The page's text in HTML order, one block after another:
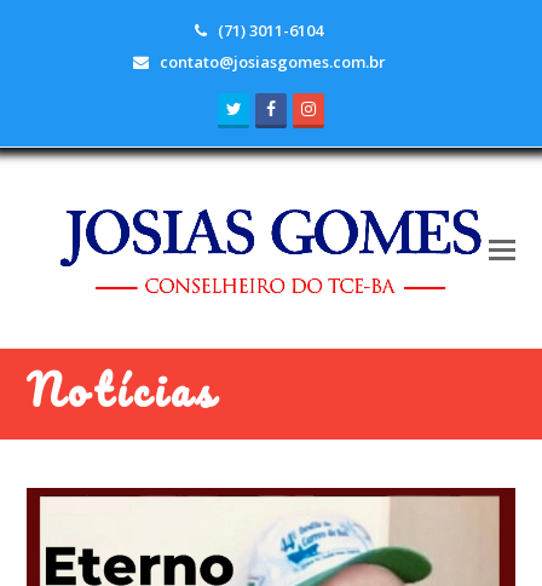
(71) 3011-6104
contato@josiasgomes.com.br
TwitterFacebook
Notícias